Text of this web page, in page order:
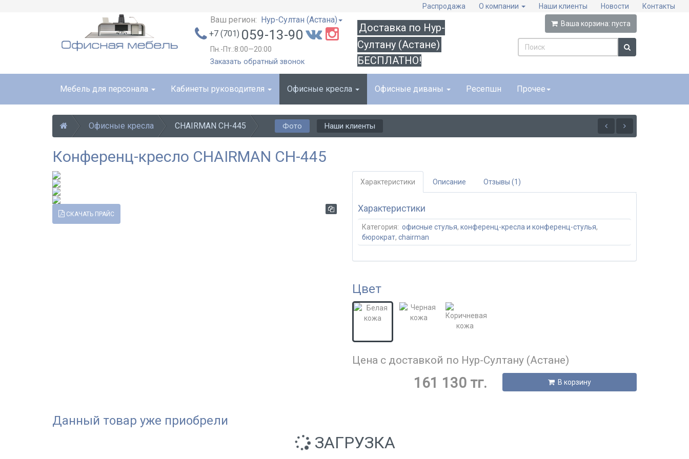
Распродажа О компании Наши клиенты Новости Контакты
Ваш регион: Нур-Султан (Астана)
+7 (701) 059-13-90
Пн.-Пт.:8:00—20:00
Заказать обратный звонок
Доставка по Нур-
Султану (Астане)
БЕСПЛАТНО!
Ваша корзина: пуста
Мебель для персонала Кабинеты руководителя Офисные кресла Офисные диваны Ресепшн Прочее
Офисные кресла CHAIRMAN CH-445 Фото Наши клиенты
Конференц-кресло CHAIRMAN CH-445
СКАЧАТЬ ПРАЙС
Характеристики Описание Отзывы (1)
Характеристики
Категория: офисные стулья, конференц-кресла и конференц-стулья,
бюрократ, chairman
Цвет
Цена с доставкой по Нур-Султану (Астане)
161 130 тг. В корзину
Данный товар уже приобрели
ЗАГРУЗКА